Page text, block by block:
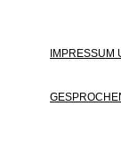
IMPRESSUM